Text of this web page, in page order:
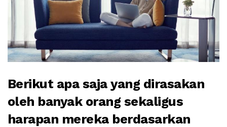
Berikut apa saja yang dirasakan
oleh banyak orang sekaligus
harapan mereka berdasarkan